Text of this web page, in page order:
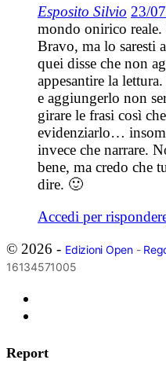
Esposito Silvio 23/
mondo onirico reale.
Bravo, ma lo saresti
quei disse che non
appesantire la
e aggiungerlo non
girare le frasi così
evidenziarlo…
invece che narrare.
bene, ma credo che
dire. 🙂
Accedi per
© 2026 - Edizioni Open-
16134571005
Report